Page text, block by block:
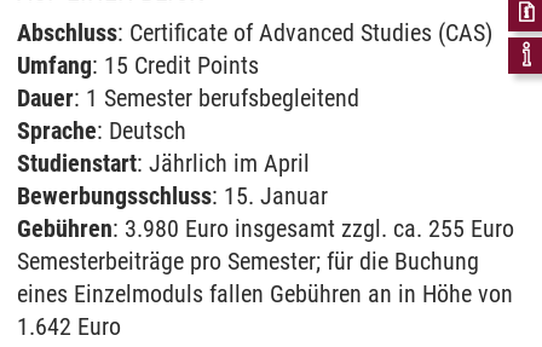
Abschluss: Certificate of Advanced Studies (CAS)
Umfang: 15 Credit Points
Dauer: 1 Semester berufsbegleitend
Sprache: Deutsch
Studienstart: Jährlich im April
Bewerbungsschluss: 15. Januar
Gebühren: 3.980 Euro insgesamt zzgl. ca. 255 Euro
Semesterbeiträge pro Semester; für die Buchung
eines Einzelmoduls fallen Gebühren an in Höhe von
1.642 Euro